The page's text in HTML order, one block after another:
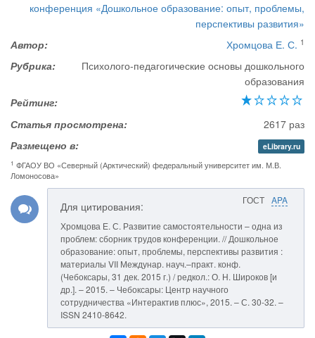
конференция «Дошкольное образование: опыт, проблемы,
перспективы развития»
Автор:
Хромцова Е. С. 1
Рубрика:
Психолого-педагогические основы дошкольного
образования
Рейтинг:
Статья просмотрена:
2617 раз
Размещено в:
eLibrary.ru
1 ФГАОУ ВО «Северный (Арктический) федеральный университет им. М.В.
Ломоносова»
ГОСТ APA
Для цитирования:
Хромцова Е. С. Развитие самостоятельности – одна из
проблем: сборник трудов конференции. // Дошкольное
образование: опыт, проблемы, перспективы развития :
материалы VII Междунар. науч.–практ. конф.
(Чебоксары, 31 дек. 2015 г.) / редкол.: О. Н. Широков [и
др.]. – 2015. – Чебоксары: Центр научного
сотрудничества «Интерактив плюс», 2015. – С. 30-32. –
ISSN 2410-8642.